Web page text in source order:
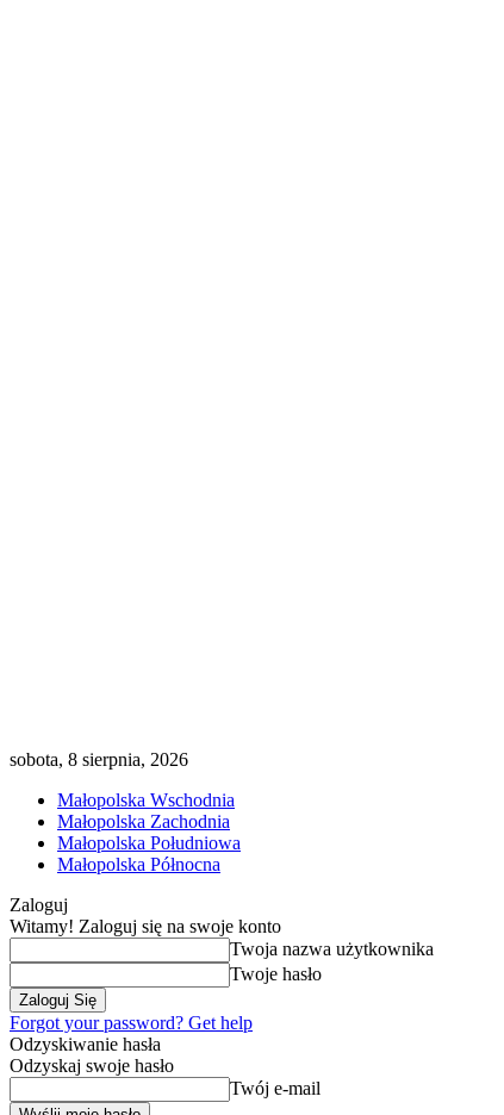
sobota, 8 sierpnia, 2026
Małopolska Wschodnia
Małopolska Zachodnia
Małopolska Południowa
Małopolska Północna
Zaloguj
Witamy! Zaloguj się na swoje konto
Twoja nazwa użytkownika
Twoje hasło
Forgot your password? Get help
Odzyskiwanie hasła
Odzyskaj swoje hasło
Twój e-mail